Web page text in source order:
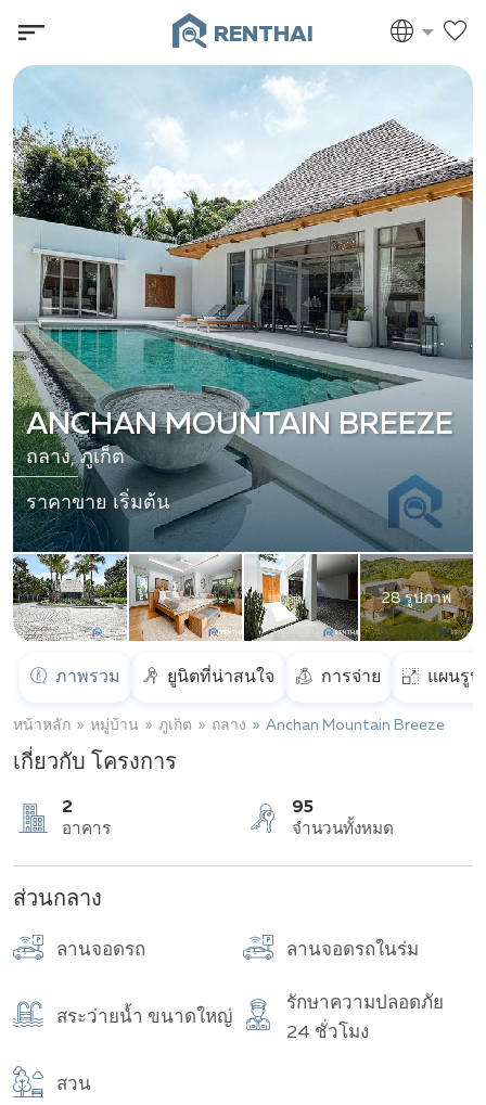
RENTHAI
28 รูปภาพ
ANCHAN MOUNTAIN BREEZE
ถลาง, ภูเก็ต
ราคาขาย เริ่มต้น
ภาพรวม ยูนิตที่น่าสนใจ การจ่าย แผนรูป
หน้าหลัก หมู่บ้าน ภูเก็ต ถลาง Anchan Mountain Breeze
เกี่ยวกับ โครงการ
2
ส่วนกลาง
ลานจอดรถ ลานจอดรถในร่ม
สระว่ายน้ำ ขนาดใหญ่
รักษาความปลอดภัย
24 ชั่วโมง
สวน